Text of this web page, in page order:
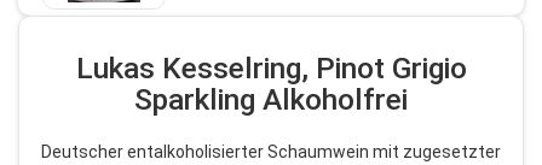
Lukas Kesselring, Pinot Grigio
Sparkling Alkoholfrei
Deutscher entalkoholisierter Schaumwein mit zugesetzter